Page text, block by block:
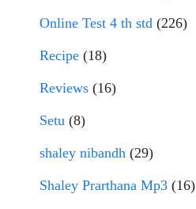
Online Test 4 th std (226)
Recipe (18)
Reviews (16)
Setu (8)
shaley nibandh (29)
Shaley Prarthana Mp3 (16)